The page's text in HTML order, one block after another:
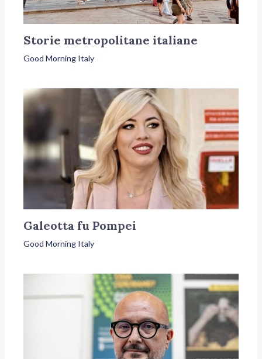
Storie metropolitane italiane
Good Morning Italy
Galeotta fu Pompei
Good Morning Italy